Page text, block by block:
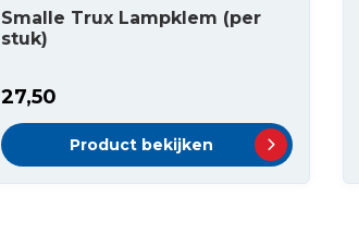
Smalle Trux Lampklem (per
stuk)
27,50
Product bekijken